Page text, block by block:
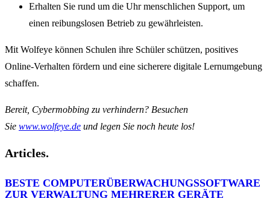
Erhalten Sie rund um die Uhr menschlichen Support, um
einen reibungslosen Betrieb zu gewährleisten.
Mit Wolfeye können Schulen ihre Schüler schützen, positives
Online-Verhalten fördern und eine sicherere digitale Lernumgebung
schaffen.
Bereit, Cybermobbing zu verhindern? Besuchen
Sie www.wolfeye.de und legen Sie noch heute los!
Articles.
BESTE COMPUTERÜBERWACHUNGSSOFTWARE
ZUR VERWALTUNG MEHRERER GERÄTE